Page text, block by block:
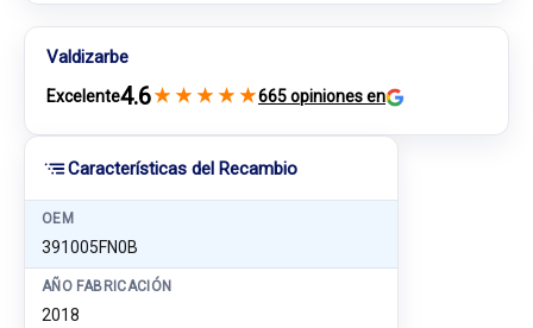
Características del Recambio
OEM
391005FN0B
AÑO FABRICACIÓN
2018
Valdizarbe
Excelente4.6★ ★ ★ ★ ★665 opiniones en